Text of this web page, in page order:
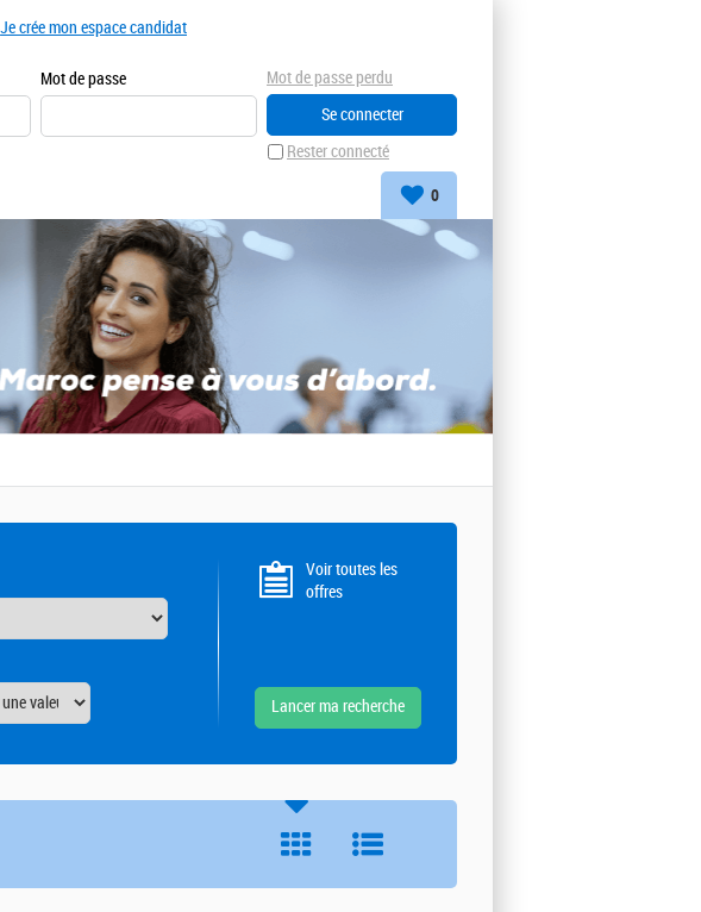
Mot de passe
Rester connecté
Mot de passe perdu
Je crée mon espace candidat
0
Voir toutes les
offres